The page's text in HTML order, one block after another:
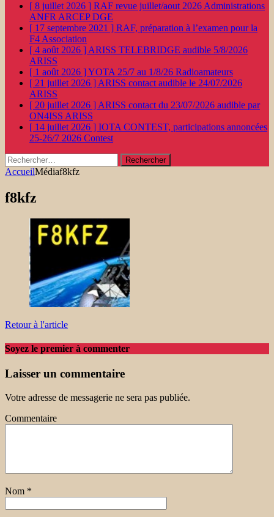
[ 8 juillet 2026 ] RAF revue juillet/aout 2026 Administrations
ANFR ARCEP DGE
[ 17 septembre 2021 ] RAF, préparation à l’examen pour la
F4 Association
[ 4 août 2026 ] ARISS TELEBRIDGE audible 5/8/2026
ARISS
[ 1 août 2026 ]YOTA 25/7 au 1/8/26 Radioamateurs
[ 21 juillet 2026 ] ARISS contact audible le 24/07/2026
ARISS
[ 20 juillet 2026 ] ARISS contact du 23/07/2026 audible par
ON4ISS ARISS
[ 14 juillet 2026 ] IOTA CONTEST, participations annoncées
25-26/7 2026 Contest
Rechercher :
AccueilMédiaf8kfz
f8kfz
Retour à l'article
Soyez le premier à commenter
Laisser un commentaire
Votre adresse de messagerie ne sera pas publiée.
Commentaire
Nom *